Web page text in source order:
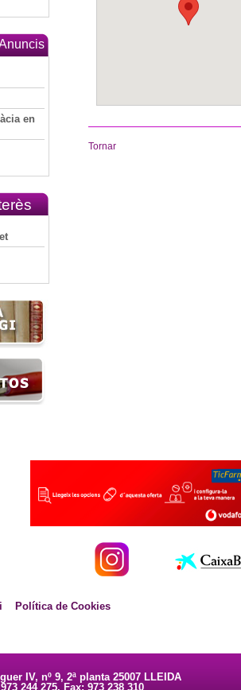
en
Tornar
Política de Cookies
IV, nº 9, 2ª planta 25007 LLEIDA
244 275. Fax: 973 238 310